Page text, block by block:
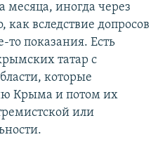
месяца, иногда через
как вследствие допросов
то показания. Есть
татар с
которые
Крыма и потом их
или